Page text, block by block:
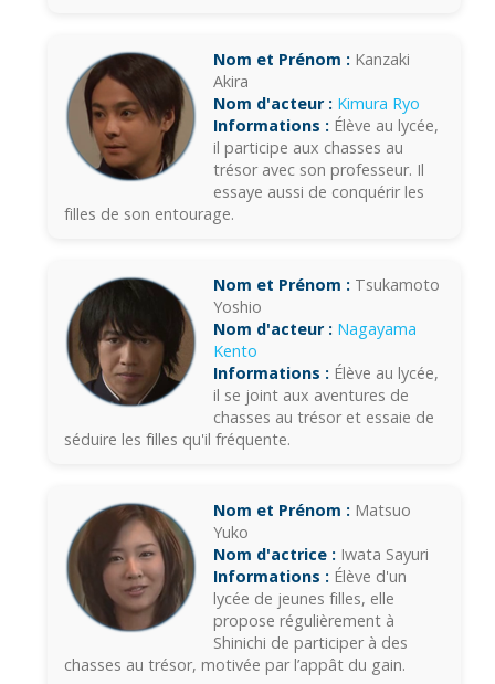
Nom et Prénom : Kanzaki
Akira
Nom d'acteur : Kimura Ryo
Informations : Élève au lycée,
il participe aux chasses au
trésor avec son professeur. Il
essaye aussi de conquérir les
filles de son entourage.
Nom et Prénom : Tsukamoto
Yoshio
Nom d'acteur : Nagayama
Kento
Informations : Élève au lycée,
il se joint aux aventures de
chasses au trésor et essaie de
séduire les filles qu'il fréquente.
Nom et Prénom : Matsuo
Yuko
Nom d'actrice : Iwata Sayuri
Informations : Élève d'un
lycée de jeunes filles, elle
propose régulièrement à
Shinichi de participer à des
chasses au trésor, motivée par l’appât du gain.